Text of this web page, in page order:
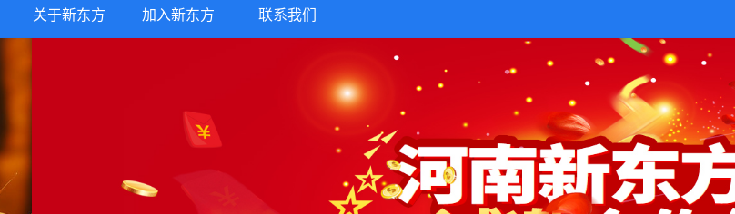
关于新东方 加入新东方 联系我们